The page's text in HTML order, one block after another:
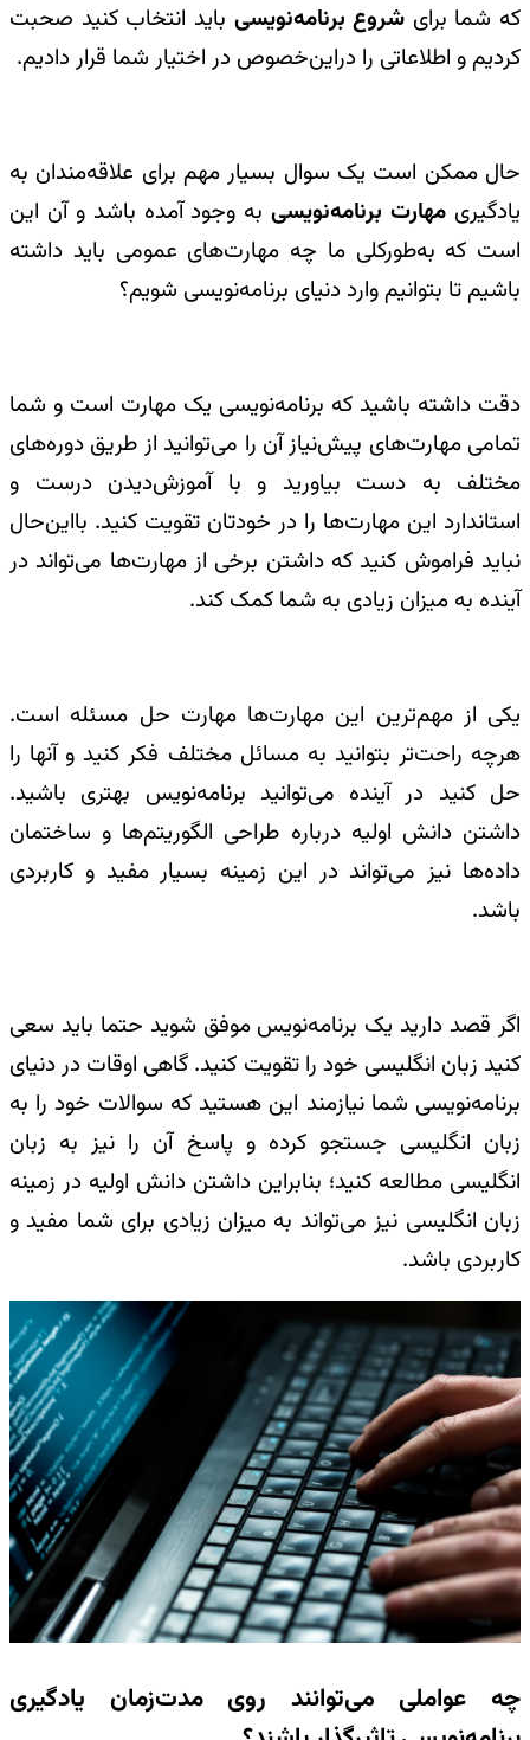
که شما برای شروع برنامه‌نویسی باید انتخاب کنید صحبت
کردیم و اطلاعاتی را دراین‌خصوص در اختیار شما قرار دادیم.
حال ممکن است یک سوال بسیار مهم برای علاقه‌مندان به
یادگیری مهارت برنامه‌نویسیبه وجود آمده باشد و آن این
است که به‌طورکلی ما چه مهارت‌های عمومی باید داشته
باشیم تا بتوانیم وارد دنیای برنامه‌نویسی شویم؟
دقت داشته باشید که برنامه‌نویسی یک مهارت است و شما
تمامی مهارت‌های پیش‌نیاز آن را می‌توانید از طریق دوره‌های
مختلف به دست بیاورید و با آموزش‌دیدن درست و
استاندارد این مهارت‌ها را در خودتان تقویت کنید. بااین‌حال
نباید فراموش کنید که داشتن برخی از مهارت‌ها می‌تواند در
آینده به میزان زیادی به شما کمک کند.
یکی از مهم‌ترین این مهارت‌ها مهارت حل مسئله است.
هرچه راحت‌تر بتوانید به مسائل مختلف فکر کنید و آنها را
حل کنید در آینده می‌توانید برنامه‌نویس بهتری باشید.
داشتن دانش اولیه درباره طراحی الگوریتم‌ها و ساختمان
داده‌ها نیز می‌تواند در این زمینه بسیار مفید و کاربردی
باشد.
اگر قصد دارید یک برنامه‌نویس موفق شوید حتما باید سعی
کنید زبان انگلیسی خود را تقویت کنید. گاهی اوقات در دنیای
برنامه‌نویسی شما نیازمند این هستید که سوالات خود را به
زبان انگلیسی جستجو کرده و پاسخ آن را نیز به زبان
انگلیسی مطالعه کنید؛ بنابراین داشتن دانش اولیه در زمینه
زبان انگلیسی نیز می‌تواند به میزان زیادی برای شما مفید و
کاربردی باشد.
چه عواملی می‌توانند روی مدت‌زمان یادگیری